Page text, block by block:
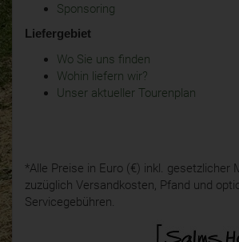
Sponsoring
Liefergebiet
Wo Sie uns finden
Wohin liefern wir?
Unser aktueller Tourenplan
*Alle Preise in Euro (€) inkl. gesetzlicher
zuzüglich Versandkosten, Pfand und
Servicegebühren.